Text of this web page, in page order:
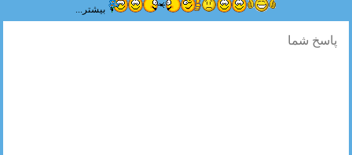
بیشتر...